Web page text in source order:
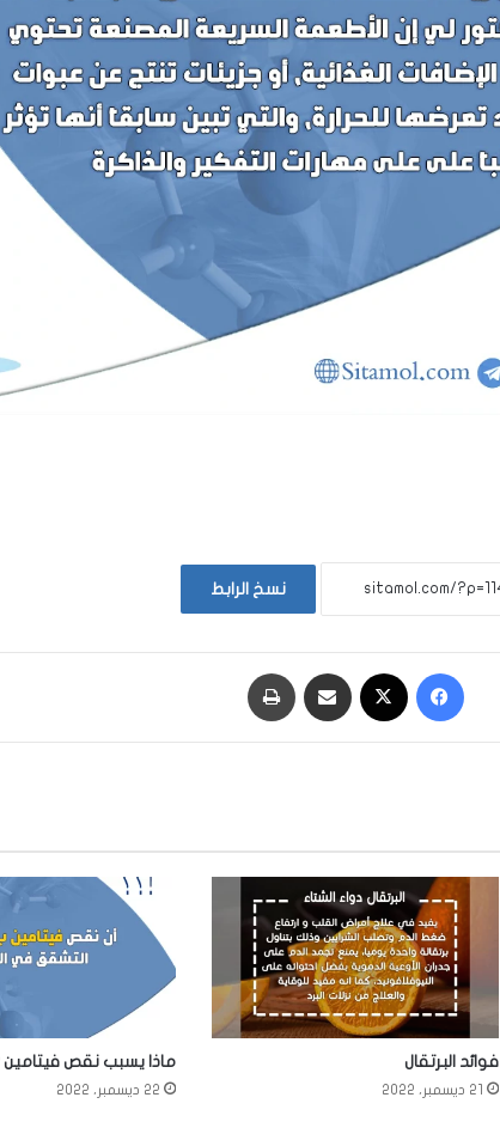
نسخ الرابط
فوائد البرتقال
21 ديسمبر، 2022
ماذا يسبب نقص فيتامين B12
22 ديسمبر، 2022